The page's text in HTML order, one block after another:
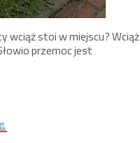
wciąż stoi w miejscu? Wciąż
przemoc jest